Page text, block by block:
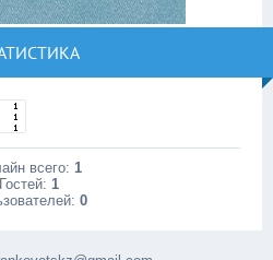
всего: 1
Гостей: 1
0